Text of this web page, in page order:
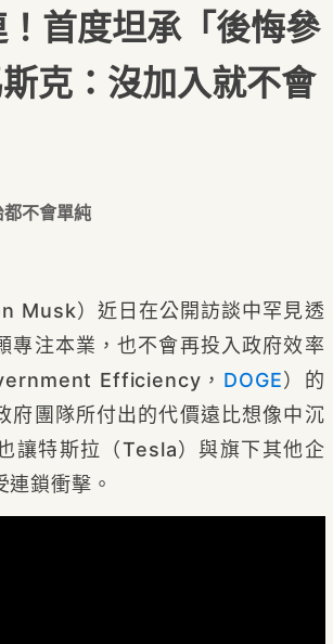
首度坦承「後悔參
克：沒加入就不會
不會單純
Musk）近日在公開訪談中罕見透
專注本業，也不會再投入政府效率
Efficiency， DOGE）的
府團隊所付出的代價遠比想像中沉
讓特斯拉（Tesla）與旗下其他企
鎖衝擊。